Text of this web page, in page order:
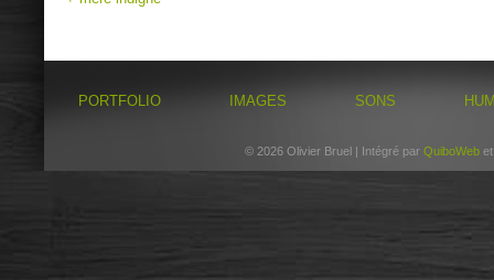
PORTFOLIO IMAGES SONS
© 2026 Olivier Bruel | Intégré par QuiboWeb